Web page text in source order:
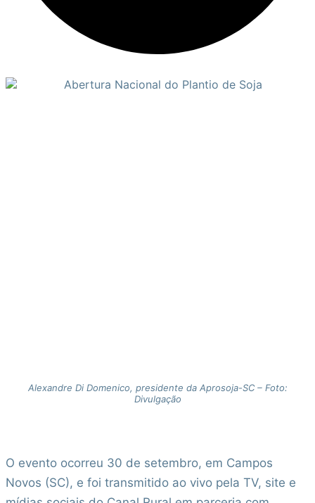
Alexandre Di Domenico, presidente da Aprosoja-SC – Foto:
Divulgação
O evento ocorreu 30 de setembro, em Campos
Novos (SC), e foi transmitido ao vivo pela TV, site e